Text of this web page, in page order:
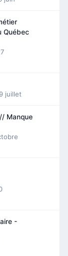
Québec
juillet
Manque
-